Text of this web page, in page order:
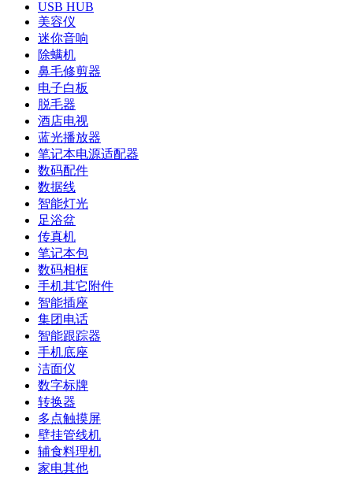
USB HUB
美容仪
迷你音响
除螨机
鼻毛修剪器
电子白板
脱毛器
酒店电视
蓝光播放器
笔记本电源适配器
数码配件
数据线
智能灯光
足浴盆
传真机
笔记本包
数码相框
手机其它附件
智能插座
集团电话
智能跟踪器
手机底座
洁面仪
数字标牌
转换器
多点触摸屏
壁挂管线机
辅食料理机
家电其他